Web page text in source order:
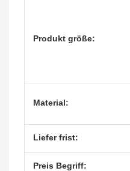
Produkt größe:
Material:
Liefer frist:
Preis Begriff: